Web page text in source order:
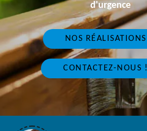
d'urgence
NOS RÉALISATIONS
CONTACTEZ-NOUS !